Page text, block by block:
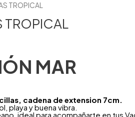
TROPICAL
TROPICAL
MAR
cadena de extension 7cm.
playa y buena vibra.
ideal para acompañarte en tus